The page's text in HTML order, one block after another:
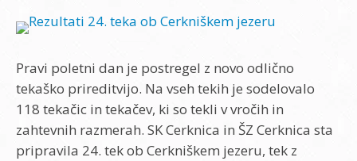
Pravi poletni dan je postregel z novo odlično
tekaško prireditvijo. Na vseh tekih je sodelovalo
118 tekačic in tekačev, ki so tekli v vročih in
zahtevnih razmerah. SK Cerknica in ŠZ Cerknica sta
pripravila 24. tek ob Cerkniškem jezeru, tek z